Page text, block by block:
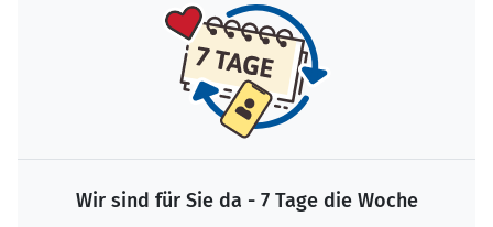
Wir sind für Sie da - 7 Tage die Woche